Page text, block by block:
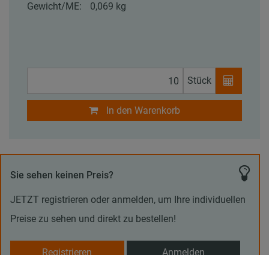
Gewicht/ME:
0,069 kg
Stück
In den Warenkorb
Sie sehen keinen Preis?
JETZT registrieren oder anmelden, um Ihre individuellen
Preise zu sehen und direkt zu bestellen!
Registrieren Anmelden